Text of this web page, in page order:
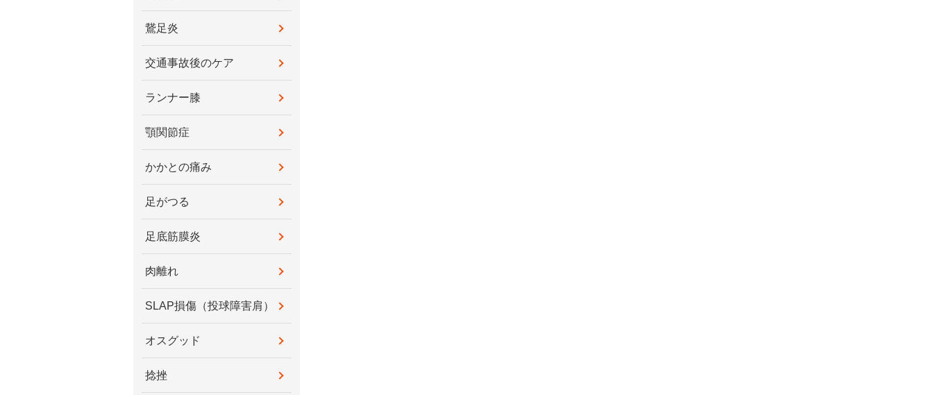
鵞足炎
交通事故後のケア
ランナー膝
顎関節症
かかとの痛み
足がつる
足底筋膜炎
肉離れ
SLAP損傷（投球障害肩）
オスグッド
捻挫